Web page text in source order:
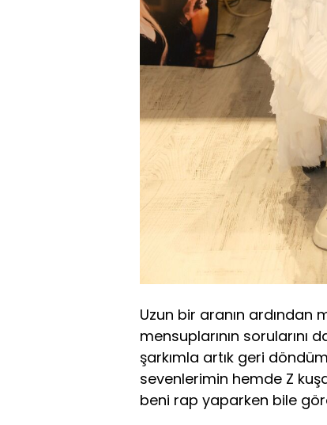
Uzun bir aranın ardından
mensuplarının sorularını
şarkımla artık geri
sevenlerimin hemde Z
beni rap yaparken bile